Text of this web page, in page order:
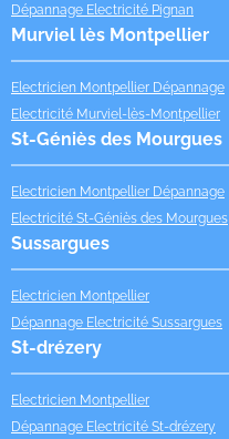
Dépannage Electricité Pignan
Murviel lès Montpellier
Electricien Montpellier Dépannage
Electricité Murviel-lès-Montpellier
St-Géniès des Mourgues
Electricien Montpellier Dépannage
Electricité St-Géniès des Mourgues
Sussargues
Electricien Montpellier
Dépannage Electricité Sussargues
St-drézery
Electricien Montpellier
Dépannage Electricité St-drézery